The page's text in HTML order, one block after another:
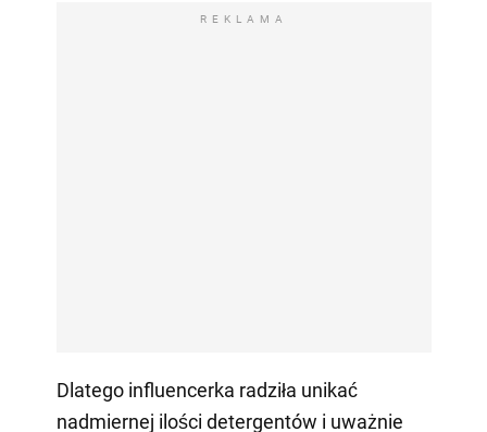
REKLAMA
Dlatego influencerka radziła unikać
nadmiernej ilości detergentów i uważnie